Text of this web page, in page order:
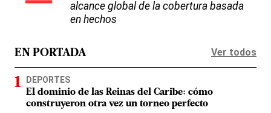
alcance global de la cobertura basada
en hechos
EN PORTADA Ver todos
DEPORTES
El dominio de las Reinas del Caribe: cómo
construyeron otra vez un torneo perfecto